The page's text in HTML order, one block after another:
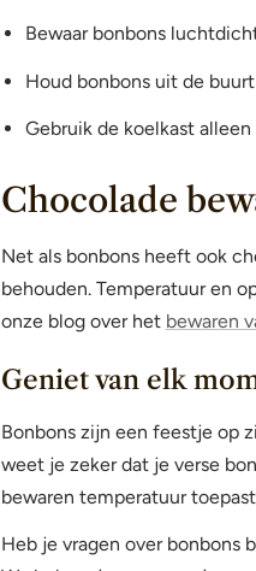
Bewaar bonbons
Houd bonbons uit de
Gebruik de koelkast
Chocolade
Net als bonbons heeft ook
behouden. Temperatuur en
onze blog over het bewaren
Geniet van elk
Bonbons zijn een feestje op
weet je zeker dat je verse
bewaren temperatuur
Heb je vragen over bonbons